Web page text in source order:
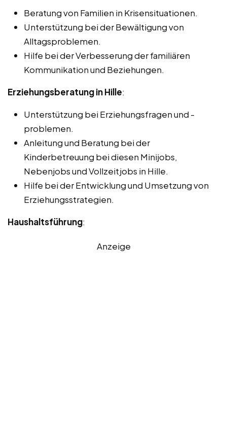
Beratung von Familien in Krisensituationen.
Unterstützung bei der Bewältigung von
Alltagsproblemen.
Hilfe bei der Verbesserung der familiären
Kommunikation und Beziehungen.
Erziehungsberatung in Hille:
Unterstützung bei Erziehungsfragen und -
problemen.
Anleitung und Beratung bei der
Kinderbetreuung bei diesen Minijobs,
Nebenjobs und Vollzeitjobs in Hille.
Hilfe bei der Entwicklung und Umsetzung von
Erziehungsstrategien.
Haushaltsführung:
Anzeige